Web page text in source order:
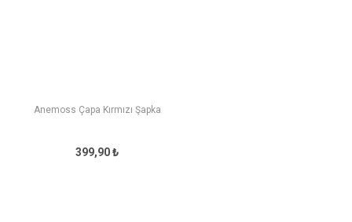
Anemoss Çapa Kırmızı Şapka
399,90 ₺